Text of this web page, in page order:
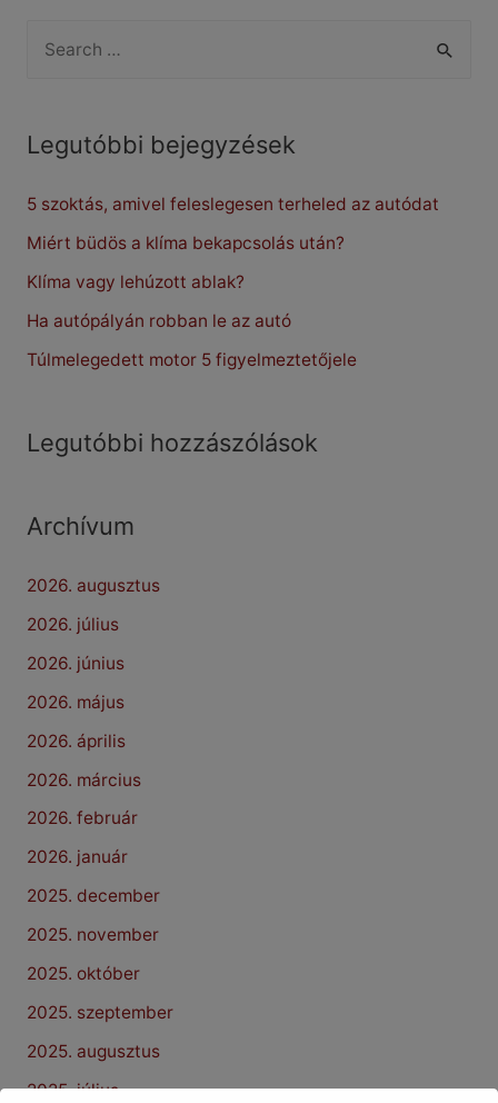
r
h
f
o
r
Legutóbbi bejegyzések
5 szoktás, amivel feleslegesen terheled az autódat
Miért büdös a klíma bekapcsolás után?
Klíma vagy lehúzott ablak?
Ha autópályán robban le az autó
Túlmelegedett motor 5 figyelmeztetőjele
Legutóbbi hozzászólások
Archívum
2026. augusztus
2026. július
2026. június
2026. május
2026. április
2026. március
2026. február
2026. január
2025. december
2025. november
2025. október
2025. szeptember
2025. augusztus
2025. július